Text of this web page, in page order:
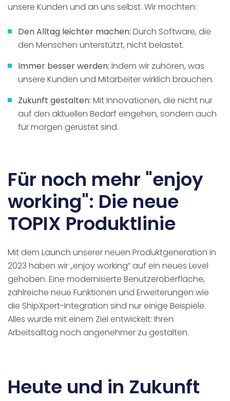
unsere Kunden und an uns selbst. Wir möchten:
Den Alltag leichter machen: Durch Software, die
den Menschen unterstützt, nicht belastet.
Immer besser werden: Indem wir zuhören, was
unsere Kunden und Mitarbeiter wirklich brauchen.
Zukunft gestalten: Mit Innovationen, die nicht nur
auf den aktuellen Bedarf eingehen, sondern auch
für morgen gerüstet sind.
Für noch mehr "enjoy
working": Die neue
TOPIX Produktlinie
Mit dem Launch unserer neuen Produktgeneration in
2023 haben wir „enjoy working“ auf ein neues Level
gehoben. Eine modernisierte Benutzeroberfläche,
zahlreiche neue Funktionen und Erweiterungen wie
die ShipXpert-Integration sind nur einige Beispiele.
Alles wurde mit einem Ziel entwickelt: Ihren
Arbeitsalltag noch angenehmer zu gestalten.
Heute und in Zukunft